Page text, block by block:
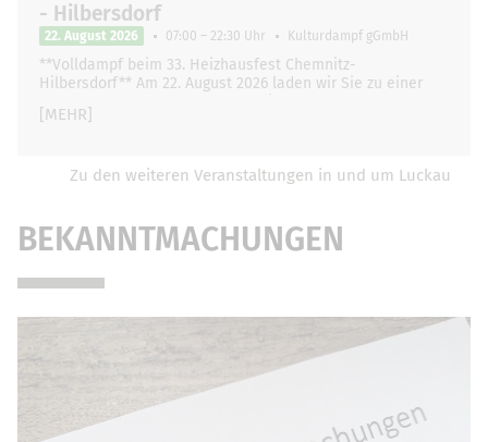
- Hilbersdorf
22. August 2026 07:00 – 22:30 Uhr Kulturdampf gGmbH
**Volldampf beim 33. Heizhausfest Chemnitz-
Hilbersdorf** Am 22. August 2026 laden wir Sie zu einer
[MEHR]
Zu den weiteren Veranstaltungen in und um Luckau
BEKANNTMACHUNGEN